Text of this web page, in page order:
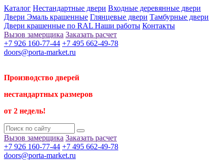
Каталог Нестандартные двери Входные деревянные двери
Двери Эмаль крашенные Глянцевые двери Тамбурные двери
Двери крашенные по RAL Наши работы Контакты
Вызов замерщика Заказать расчет
+7 926 160-77-44 +7 495 662-49-78
doors@porta-market.ru
Производство дверей
нестандартных размеров
от 2 недель!
Вызов замерщика Заказать расчет
+7 926 160-77-44 +7 495 662-49-78
doors@porta-market.ru